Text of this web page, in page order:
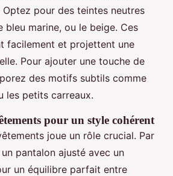
pour des teintes neutres
bleu marine, ou le beige. Ces
facilement et projettent une
Pour ajouter une touche de
des motifs subtils comme
les petits carreaux.
pour un style cohérent
joue un rôle crucial. Par
pantalon ajusté avec un
un équilibre parfait entre